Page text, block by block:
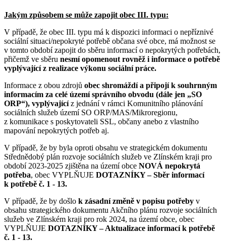
Jakým způsobem se může zapojit obec III. typu:
V případě, že obec III. typu má k dispozici informaci o nepříznivé
sociální situaci/nepokryté potřebě občana své obce, má možnost se
v tomto období zapojit do sběru informací o nepokrytých potřebách,
přičemž ve sběru nesmí opomenout rovněž i informace o potřebě
vyplývající z realizace výkonu sociální práce.
Informace z obou zdrojů obec shromáždí a připojí k souhrnným
informacím za celé území správního obvodu (dále jen „SO
ORP“), vyplývajícíz jednání v rámci Komunitního plánování
sociálních služeb území SO ORP/MAS/Mikroregionu,
z komunikace s poskytovateli SSL, občany anebo z vlastního
mapování nepokrytých potřeb aj.
V případě, že by byla oproti obsahu ve strategickém dokumentu
Střednědobý plán rozvoje sociálních služeb ve Zlínském kraji pro
období 2023-2025 zjištěna na území obce NOVÁ nepokrytá
potřeba, obec VYPLŇUJE DOTAZNÍKY – Sběr informací
k potřebě č. 1 - 13.
V případě, že by došlo k zásadní změně v popisu potřeby v
obsahu strategického dokumentu Akčního plánu rozvoje sociálních
služeb ve Zlínském kraji pro rok 2024, na území obce, obec
VYPLŇUJE DOTAZNÍKY – Aktualizace informací k potřebě
č. 1 - 13.